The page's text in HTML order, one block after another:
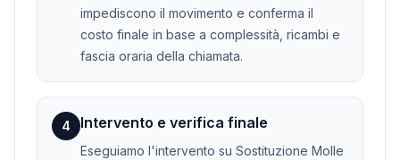
impediscono il movimento e conferma il
costo finale in base a complessità, ricambi e
fascia oraria della chiamata.
4 Intervento e verifica finale
Eseguiamo l'intervento su Sostituzione Molle